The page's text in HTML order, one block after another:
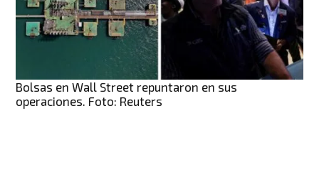
Bolsas en Wall Street repuntaron en sus
operaciones. Foto: Reuters